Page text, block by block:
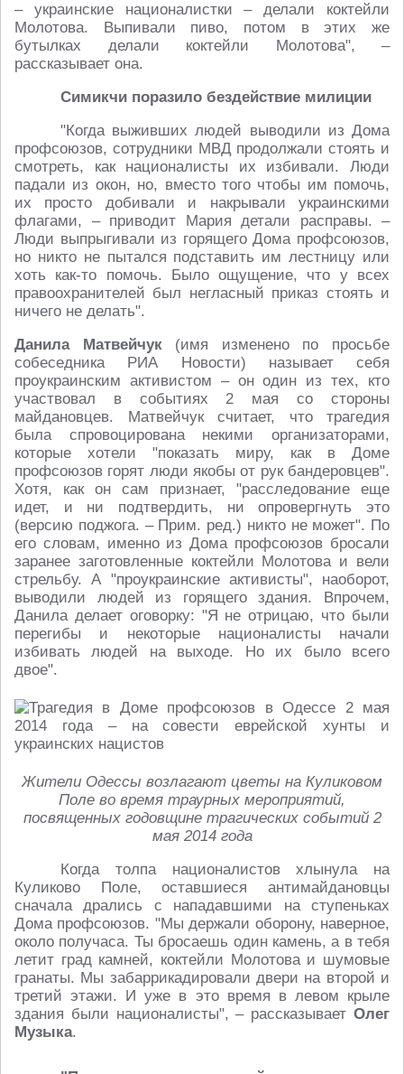
– украинские националистки – делали коктейли
Молотова. Выпивали пиво, потом в этих же
бутылках делали коктейли Молотова", –
рассказывает она.
Симикчи поразило бездействие милиции
"Когда выживших людей выводили из Дома
профсоюзов, сотрудники МВД продолжали стоять и
смотреть, как националисты их избивали. Люди
падали из окон, но, вместо того чтобы им помочь,
их просто добивали и накрывали украинскими
флагами, – приводит Мария детали расправы. –
Люди выпрыгивали из горящего Дома профсоюзов,
но никто не пытался подставить им лестницу или
хоть как-то помочь. Было ощущение, что у всех
правоохранителей был негласный приказ стоять и
ничего не делать".
Данила Матвейчук (имя изменено по просьбе
собеседника РИА Новости) называет себя
проукраинским активистом – он один из тех, кто
участвовал в событиях 2 мая со стороны
майдановцев. Матвейчук считает, что трагедия
была спровоцирована некими организаторами,
которые хотели "показать миру, как в Доме
профсоюзов горят люди якобы от рук бандеровцев".
Хотя, как он сам признает, "расследование еще
идет, и ни подтвердить, ни опровергнуть это
(версию поджога. – Прим. ред.) никто не может". По
его словам, именно из Дома профсоюзов бросали
заранее заготовленные коктейли Молотова и вели
стрельбу. А "проукраинские активисты", наоборот,
выводили людей из горящего здания. Впрочем,
Данила делает оговорку: "Я не отрицаю, что были
перегибы и некоторые националисты начали
избивать людей на выходе. Но их было всего
двое".
Жители Одессы возлагают цветы на Куликовом
Поле во время траурных мероприятий,
посвященных годовщине трагических событий 2
мая 2014 года
Когда толпа националистов хлынула на
Куликово Поле, оставшиеся антимайдановцы
сначала дрались с нападавшими на ступеньках
Дома профсоюзов. "Мы держали оборону, наверное,
около получаса. Ты бросаешь один камень, а в тебя
летит град камней, коктейли Молотова и шумовые
гранаты. Мы забаррикадировали двери на второй и
третий этажи. И уже в это время в левом крыле
здания были националисты", – рассказывает Олег
Музыка.